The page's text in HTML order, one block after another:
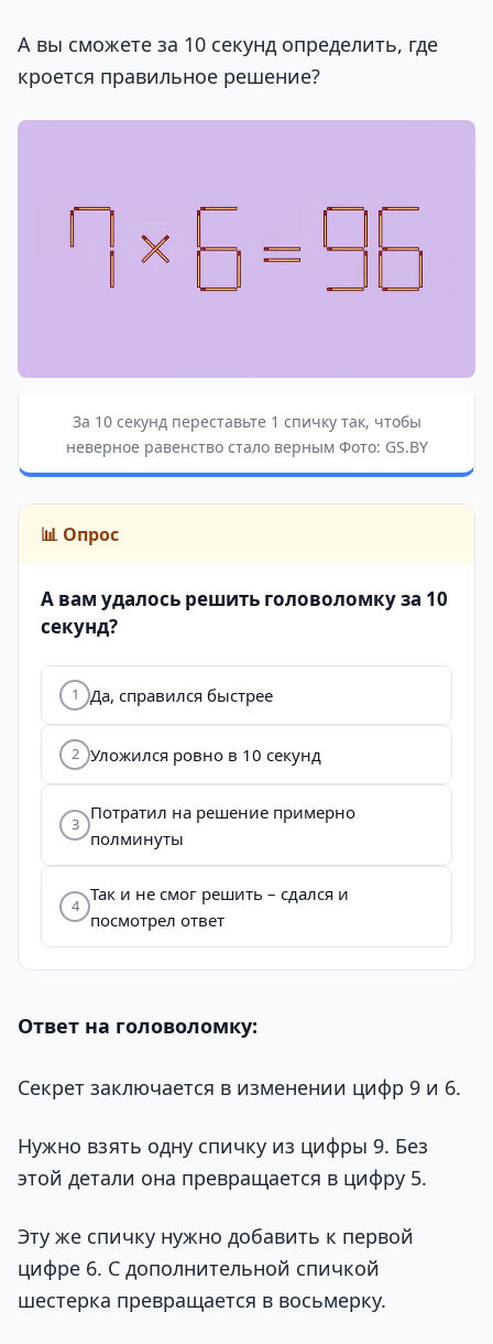
А вы сможете за 10 секунд определить, где
кроется правильное решение?
За 10 секунд переставьте 1 спичку так, чтобы
неверное равенство стало верным Фото: GS.BY
📊 Опрос
А вам удалось решить головоломку за 10
секунд?
1 Да, справился быстрее
2 Уложился ровно в 10 секунд
3
Потратил на решение примерно
полминуты
4
Так и не смог решить – сдался и
посмотрел ответ
Ответ на головоломку:
Секрет заключается в изменении цифр 9 и 6.
Нужно взять одну спичку из цифры 9. Без
этой детали она превращается в цифру 5.
Эту же спичку нужно добавить к первой
цифре 6. С дополнительной спичкой
шестерка превращается в восьмерку.